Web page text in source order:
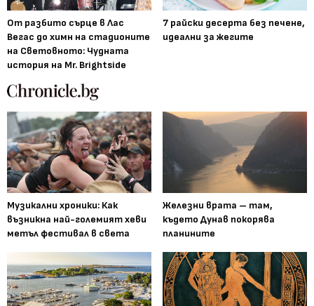
От разбито сърце в Лас
Вегас до химн на стадионите
на Световното: Чудната
история на Mr. Brightside
7 райски десерта без печене,
идеални за жегите
Музикални хроники: Как
възникна най-големият хеви
метъл фестивал в света
Железни врата – там,
където Дунав покорява
планините